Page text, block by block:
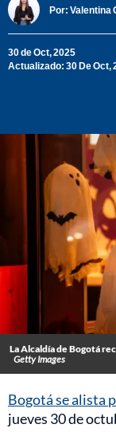
Por: Valentina
30 de Oct, 2025
Actualizado: 30 De Oct,
La Alcaldía de Bogotá
Getty Images
Bogotá se alista
jueves 30 de